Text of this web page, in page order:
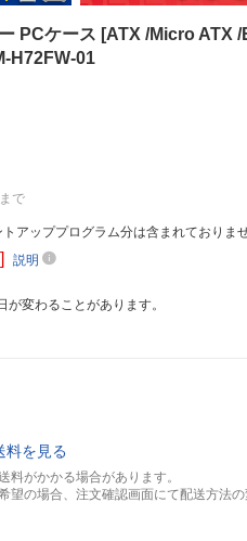
PCケース [ATX /Micro ATX
H72FW-01
で
アッププログラム分は含まれておりませ
]説明
変わることがあります。
料を見る
がかかる場合があります。
望の場合、注文確認画面にて配送方法の